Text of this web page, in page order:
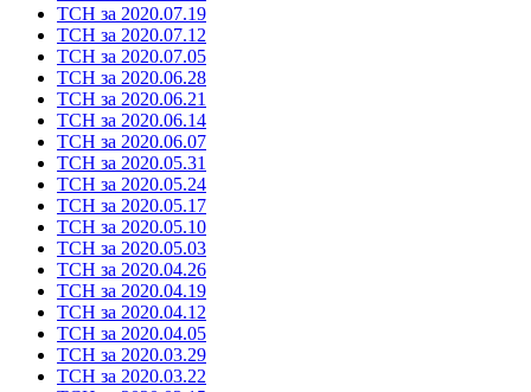
ТСН за 2020.07.19
ТСН за 2020.07.12
ТСН за 2020.07.05
ТСН за 2020.06.28
ТСН за 2020.06.21
ТСН за 2020.06.14
ТСН за 2020.06.07
ТСН за 2020.05.31
ТСН за 2020.05.24
ТСН за 2020.05.17
ТСН за 2020.05.10
ТСН за 2020.05.03
ТСН за 2020.04.26
ТСН за 2020.04.19
ТСН за 2020.04.12
ТСН за 2020.04.05
ТСН за 2020.03.29
ТСН за 2020.03.22